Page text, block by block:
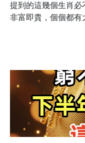
提到的這幾個生肖必
非富即貴，個個都